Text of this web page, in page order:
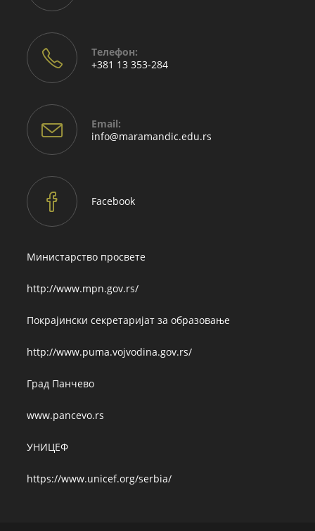
Телефон:
+381 13 353-284
Email:
info@maramandic.edu.rs
Facebook
Министарство просвете
http://www.mpn.gov.rs/
Покрајински секретаријат за образовање
http://www.puma.vojvodina.gov.rs/
Град Панчево
www.pancevo.rs
УНИЦЕФ
https://www.unicef.org/serbia/